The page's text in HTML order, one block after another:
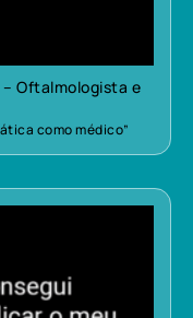
– Oftalmologista e
como médico”